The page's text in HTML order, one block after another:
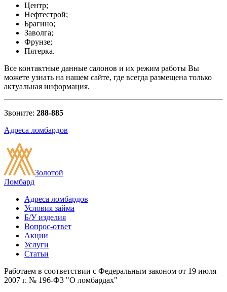
Центр;
Нефтестрой;
Брагино;
Заволга;
Фрунзе;
Пятерка.
Все контактные данные салонов и их режим работы Вы
можете узнать на нашем сайте, где всегда размещена только
актуальная информация.
Звоните: 288-885
Адреса ломбардов
Золотой
Ломбард
Адреса ломбардов
Условия займа
Б/У изделия
Вопрос-ответ
Акции
Услуги
Статьи
Работаем в соответствии с Федеральным законом от 19 июля
2007 г. № 196-Ф3 "О ломбардах"